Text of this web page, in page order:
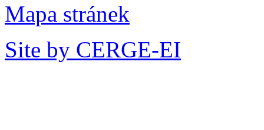
Mapa stránek
Site by CERGE-EI